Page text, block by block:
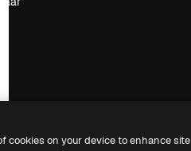
cookies on your device to enhance site